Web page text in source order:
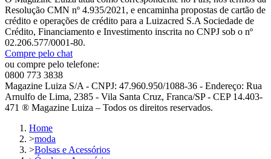
Resolução CMN nº 4.935/2021, e encaminha propostas de cartão de
crédito e operações de crédito para a Luizacred S.A Sociedade de
Crédito, Financiamento e Investimento inscrita no CNPJ sob o nº
02.206.577/0001-80.
Compre pelo chat
ou compre pelo telefone:
0800 773 3838
Magazine Luiza S/A - CNPJ: 47.960.950/1088-36 - Endereço: Rua
Arnulfo de Lima, 2385 - Vila Santa Cruz, Franca/SP - CEP 14.403-
471 ® Magazine Luiza – Todos os direitos reservados.
Home
>moda
>Bolsas e Acessórios